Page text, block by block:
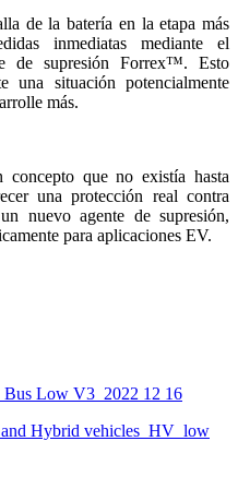
de la batería en la etapa más
inmediatas mediante el
de supresión Forrex™. Esto
una situación potencialmente
más.
que no existía hasta
una protección real contra
nuevo agente de supresión,
para aplicaciones EV.
Low V3_2022 12 16
Hybrid vehicles_HV_low